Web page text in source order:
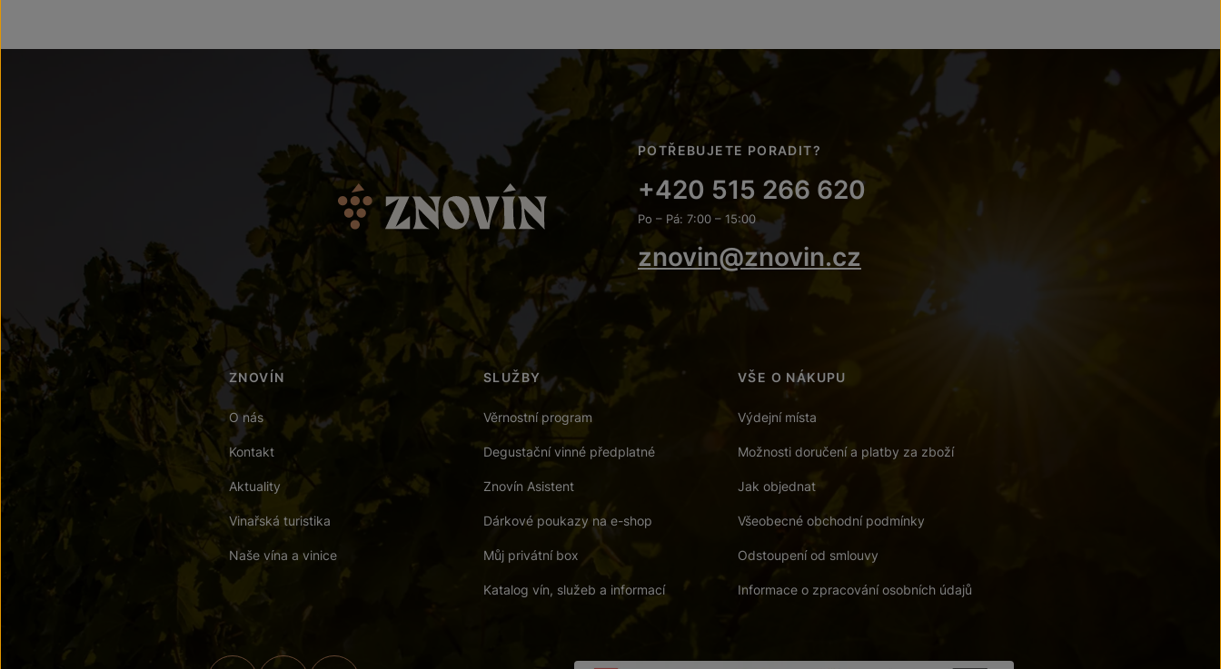
POTŘEBUJETE PORADIT?
+420 515 266 620
Po – Pá: 7:00 – 15:00
znovin@znovin.cz
ZNOVÍN
O nás
Kontakt
Aktuality
Vinařská turistika
Naše vína a vinice
SLUŽBY
Věrnostní program
Degustační vinné předplatné
Znovín Asistent
Dárkové poukazy na e-shop
Můj privátní box
Katalog vín, služeb a informací
VŠE O NÁKUPU
Výdejní místa
Možnosti doručení a platby za zboží
Jak objednat
Všeobecné obchodní podmínky
Odstoupení od smlouvy
Informace o zpracování osobních údajů